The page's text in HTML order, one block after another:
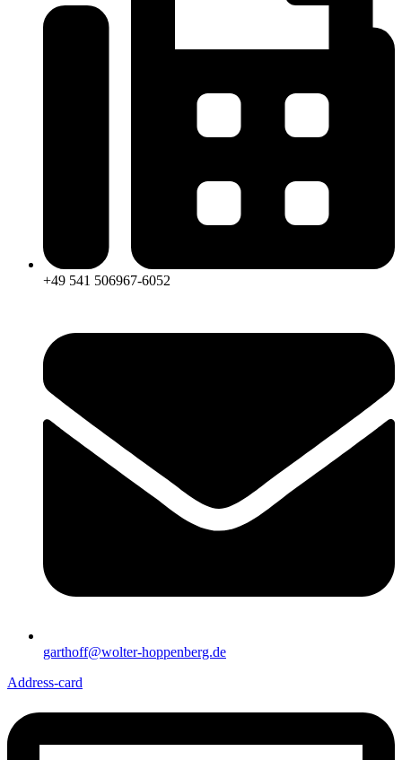
+49 541 506967-6052
garthoff@wolter-hoppenberg.de
Address-card